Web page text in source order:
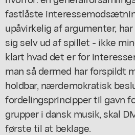
fastlåste
upåvirkelig af argumenter,
sig selv ud af spillet - ikke
klart hvad det er for
man så dermed har forspildt
holdbar, nærdemokratisk
fordelingsprincipper til gavn
grupper i dansk musik, skal
første til at beklage.